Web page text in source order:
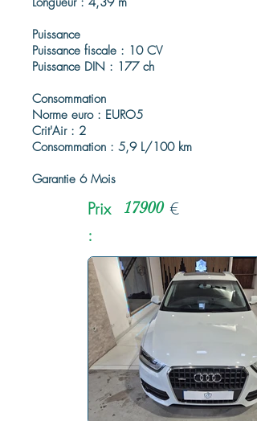
Puissance
Puissance fiscale : 10 CV
Puissance DIN : 177 ch
Consommation
Norme euro : EURO5
Crit'Air : 2
Consommation : 5,9 L/100 km
Garantie 6 Mois
Prix
:
17900 €